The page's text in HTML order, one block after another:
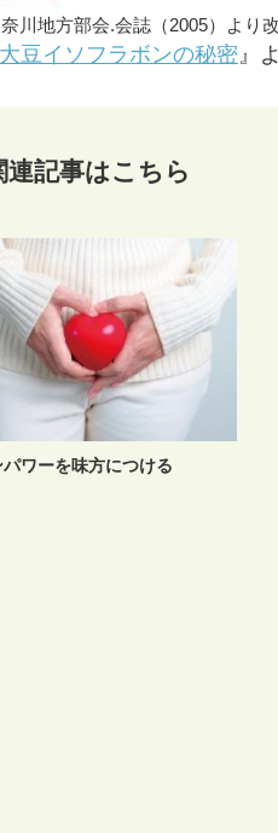
川地方部会.会誌（2005）より
豆イソフラボンの秘密』
連記事はこちら
ワーを味方につける